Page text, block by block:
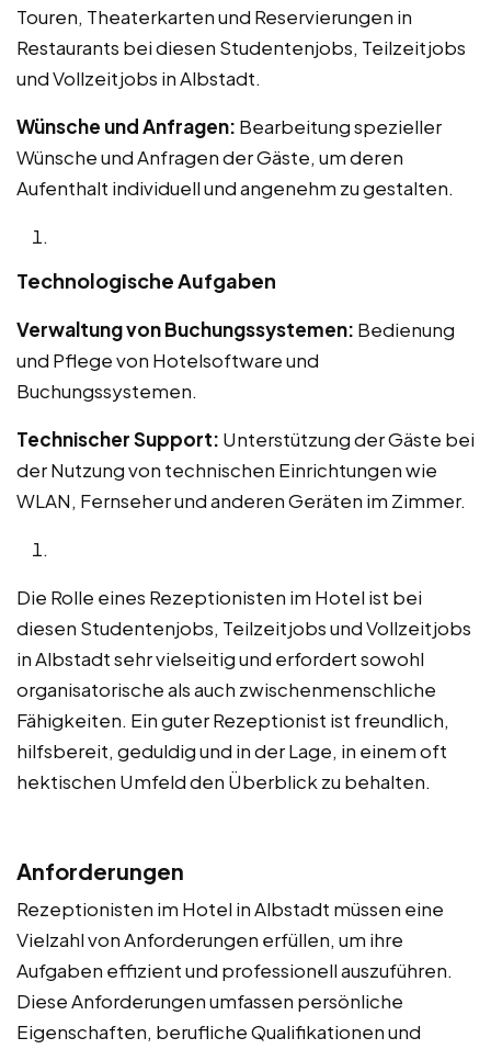
Touren, Theaterkarten und Reservierungen in
Restaurants bei diesen Studentenjobs, Teilzeitjobs
und Vollzeitjobs in Albstadt.
Wünsche und Anfragen: Bearbeitung spezieller
Wünsche und Anfragen der Gäste, um deren
Aufenthalt individuell und angenehm zu gestalten.
Technologische Aufgaben
Verwaltung von Buchungssystemen: Bedienung
und Pflege von Hotelsoftware und
Buchungssystemen.
Technischer Support: Unterstützung der Gäste bei
der Nutzung von technischen Einrichtungen wie
WLAN, Fernseher und anderen Geräten im Zimmer.
Die Rolle eines Rezeptionisten im Hotel ist bei
diesen Studentenjobs, Teilzeitjobs und Vollzeitjobs
in Albstadt sehr vielseitig und erfordert sowohl
organisatorische als auch zwischenmenschliche
Fähigkeiten. Ein guter Rezeptionist ist freundlich,
hilfsbereit, geduldig und in der Lage, in einem oft
hektischen Umfeld den Überblick zu behalten.
Anforderungen
Rezeptionisten im Hotel in Albstadt müssen eine
Vielzahl von Anforderungen erfüllen, um ihre
Aufgaben effizient und professionell auszuführen.
Diese Anforderungen umfassen persönliche
Eigenschaften, berufliche Qualifikationen und